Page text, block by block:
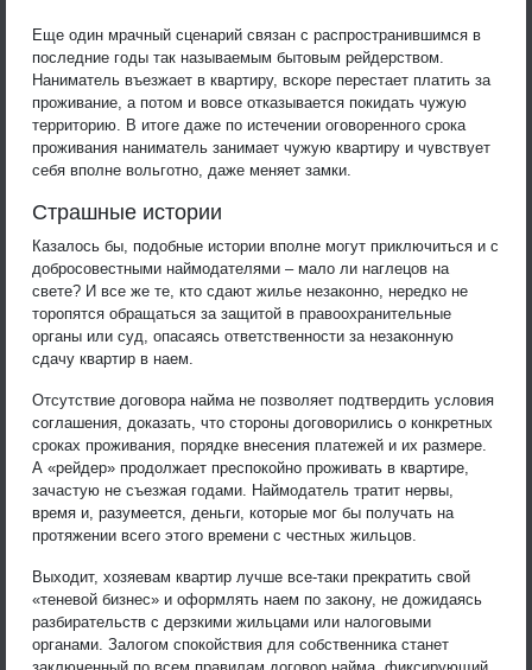
Еще один мрачный сценарий связан с распространившимся в
последние годы так называемым бытовым рейдерством.
Наниматель въезжает в квартиру, вскоре перестает платить за
проживание, а потом и вовсе отказывается покидать чужую
территорию. В итоге даже по истечении оговоренного срока
проживания наниматель занимает чужую квартиру и чувствует
себя вполне вольготно, даже меняет замки.
Страшные истории
Казалось бы, подобные истории вполне могут приключиться и с
добросовестными наймодателями – мало ли наглецов на
свете? И все же те, кто сдают жилье незаконно, нередко не
торопятся обращаться за защитой в правоохранительные
органы или суд, опасаясь ответственности за незаконную
сдачу квартир в наем.
Отсутствие договора найма не позволяет подтвердить условия
соглашения, доказать, что стороны договорились о конкретных
сроках проживания, порядке внесения платежей и их размере.
А «рейдер» продолжает преспокойно проживать в квартире,
зачастую не съезжая годами. Наймодатель тратит нервы,
время и, разумеется, деньги, которые мог бы получать на
протяжении всего этого времени с честных жильцов.
Выходит, хозяевам квартир лучше все-таки прекратить свой
«теневой бизнес» и оформлять наем по закону, не дожидаясь
разбирательств с дерзкими жильцами или налоговыми
органами. Залогом спокойствия для собственника станет